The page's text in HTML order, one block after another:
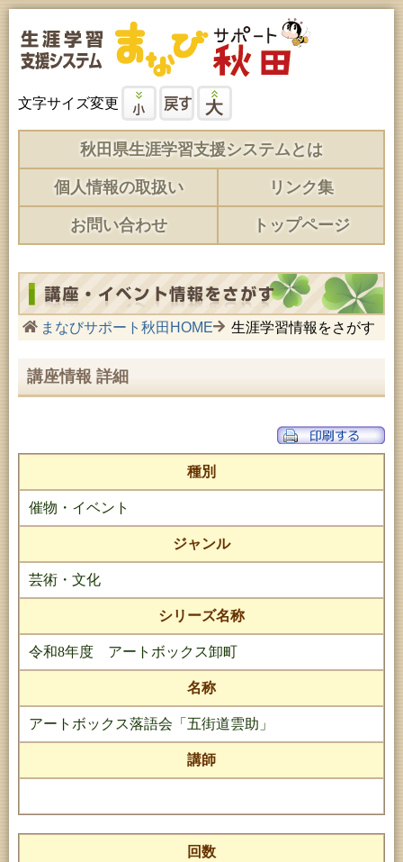
文字サイズ変更
秋田県生涯学習支援システムとは
個人情報の取扱い リンク集
お問い合わせ トップページ
まなびサポート秋田HOME 生涯学習情報をさがす
講座情報 詳細
種別
催物・イベント
ジャンル
芸術・文化
シリーズ名称
令和8年度 アートボックス卸町
名称
アートボックス落語会「五街道雲助」
講師
回数